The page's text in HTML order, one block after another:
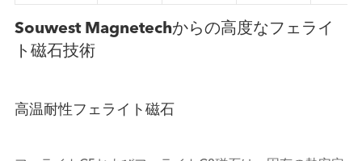
Souwest Magnetechからの高度なフェライ
ト磁石技術
高温耐性フェライト磁石